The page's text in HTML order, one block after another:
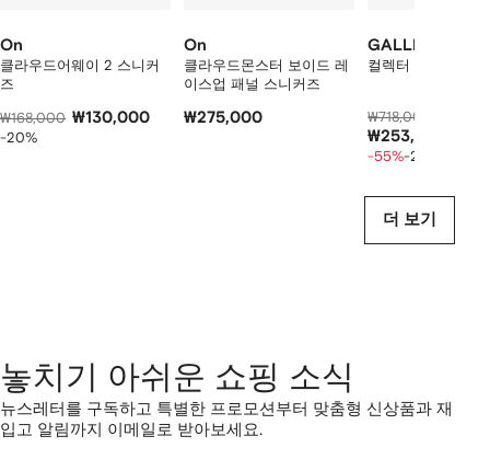
On
클라우드어웨이 2 스니커
즈
₩168,000 ₩130,000
-20%
On
클라우드몬스터 보이드 레
이스업 패널 스니커즈
₩275,000
GALLERY
컬렉터 로고 프린
₩718,000
₩253,000
-55%-20%
더 보기
놓치기 아쉬운 쇼핑 소식
뉴스레터를 구독하고 특별한 프로모션부터 맞춤형 신상품과 재
입고 알림까지 이메일로 받아보세요.